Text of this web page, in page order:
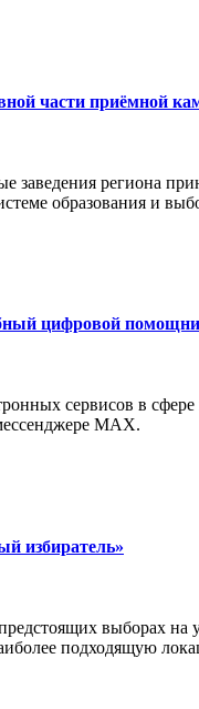
части приёмной
региона
образования и
цифровой
сервисов в
MAX.
избиратель»
выборах на
подходящую